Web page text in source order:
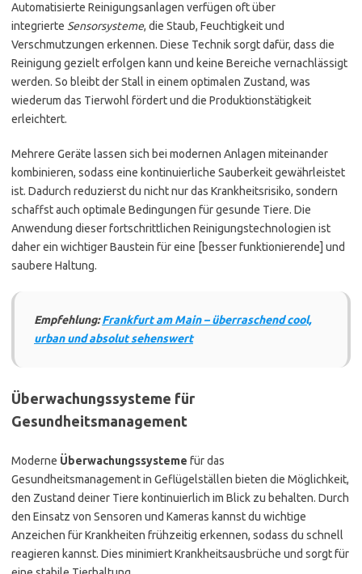
Automatisierte Reinigungsanlagen verfügen oft über
integrierte Sensorsysteme, die Staub, Feuchtigkeit und
Verschmutzungen erkennen. Diese Technik sorgt dafür, dass die
Reinigung gezielt erfolgen kann und keine Bereiche vernachlässigt
werden. So bleibt der Stall in einem optimalen Zustand, was
wiederum das Tierwohl fördert und die Produktionstätigkeit
erleichtert.
Mehrere Geräte lassen sich bei modernen Anlagen miteinander
kombinieren, sodass eine kontinuierliche Sauberkeit gewährleistet
ist. Dadurch reduzierst du nicht nur das Krankheitsrisiko, sondern
schaffst auch optimale Bedingungen für gesunde Tiere. Die
Anwendung dieser fortschrittlichen Reinigungstechnologien ist
daher ein wichtiger Baustein für eine [besser funktionierende] und
saubere Haltung.
Empfehlung:Frankfurt am Main – überraschend cool,
urban und absolut sehenswert
Überwachungssysteme für
Gesundheitsmanagement
Moderne Überwachungssysteme für das
Gesundheitsmanagement in Geflügelställen bieten die Möglichkeit,
den Zustand deiner Tiere kontinuierlich im Blick zu behalten. Durch
den Einsatz von Sensoren und Kameras kannst du wichtige
Anzeichen für Krankheiten frühzeitig erkennen, sodass du schnell
reagieren kannst. Dies minimiert Krankheitsausbrüche und sorgt für